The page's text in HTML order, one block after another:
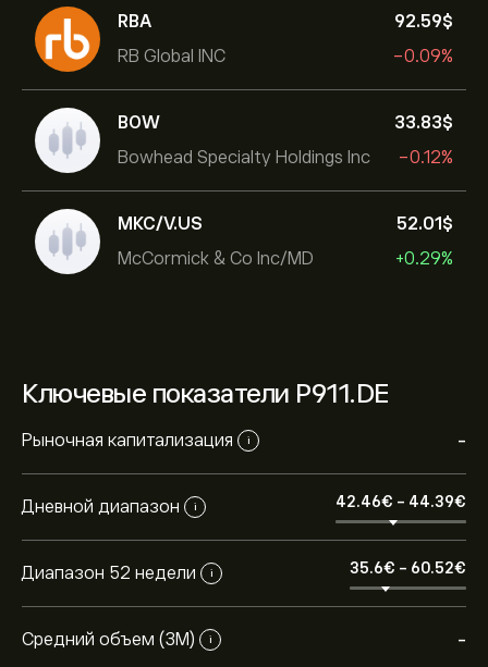
RBA
RB Global INC
92.59‎$‎
-0.09%
BOW
Bowhead Specialty Holdings Inc
33.83‎$‎
-0.12%
MKC/V.US
McCormick & Co Inc/MD
52.01‎$‎
+0.29%
Ключевые показатели P911.DE
Рыночная капитализация i -
Дневной диапазон i 42.46‎€‎ - 44.39‎€‎
Диапазон 52 недели i 35.6‎€‎ - 60.52‎€‎
Средний объем (3М) i -